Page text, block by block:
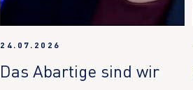
24.07.2026
Das Abartige sind wir